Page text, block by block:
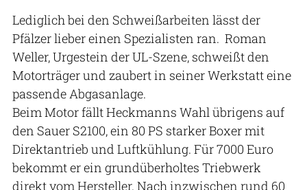
Lediglich bei den Schweißarbeiten lässt der
Pfälzer lieber einen Spezialisten ran. Roman
Weller, Urgestein der UL-Szene, schweißt den
Motorträger und zaubert in seiner Werkstatt eine
passende Abgasanlage.
Beim Motor fällt Heckmanns Wahl übrigens auf
den Sauer S2100, ein 80 PS starker Boxer mit
Direktantrieb und Luftkühlung. Für 7000 Euro
bekommt er ein grundüberholtes Triebwerk
direkt vom Hersteller. Nach inzwischen rund 60